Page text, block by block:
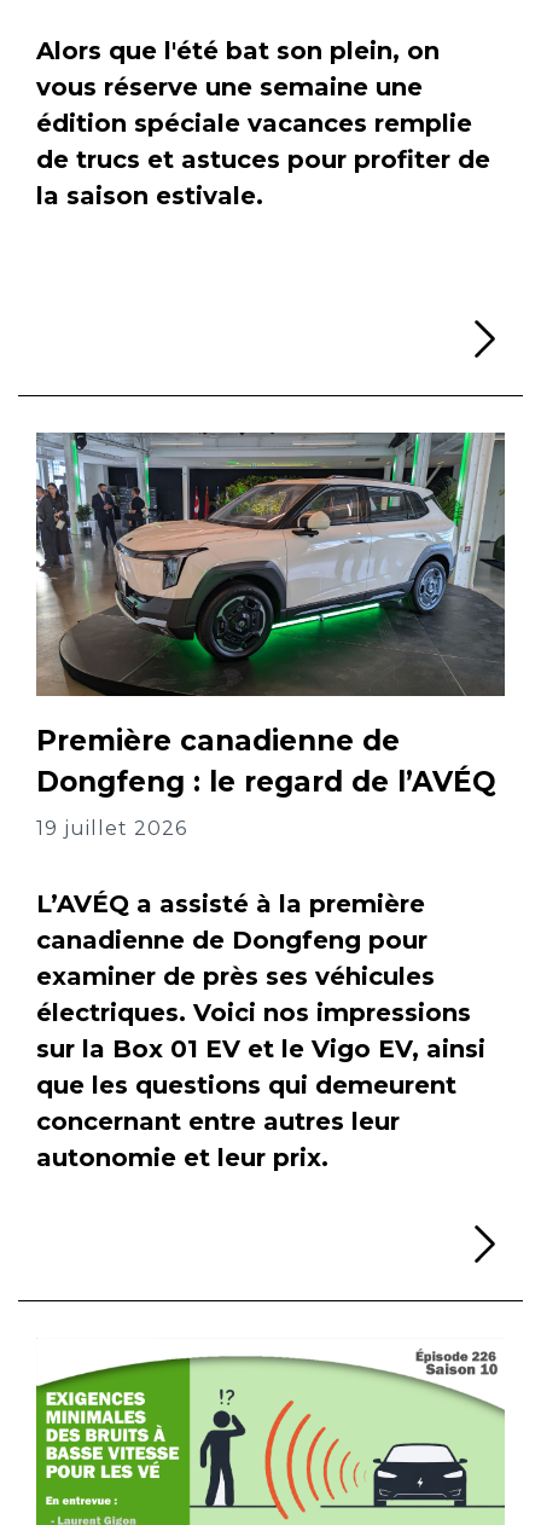
Alors que l'été bat son plein, on
vous réserve une semaine une
édition spéciale vacances remplie
de trucs et astuces pour profiter de
la saison estivale.
Première canadienne de
Dongfeng : le regard de l’AVÉQ
19 juillet 2026
L’AVÉQ a assisté à la première
canadienne de Dongfeng pour
examiner de près ses véhicules
électriques. Voici nos impressions
sur la Box 01 EV et le Vigo EV, ainsi
que les questions qui demeurent
concernant entre autres leur
autonomie et leur prix.